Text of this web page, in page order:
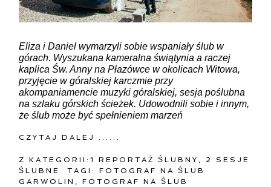
Eliza i Daniel wymarzyli sobie wspaniały ślub w
górach. Wyszukana kameralna świątynia a raczej
kaplica Św. Anny na Płazówce w okolicach Witowa,
przyjęcie w góralskiej karczmie przy
akompaniamencie muzyki góralskiej, sesja poślubna
na szlaku górskich ścieżek. Udowodnili sobie i innym,
że ślub może być spełnieniem marzeń
CZYTAJ DALEJ ......
Z KATEGORII:1 REPORTAŻ ŚLUBNY , 2 SESJE
ŚLUBNE
TAGI:FOTOGRAF NA ŚLUB
GARWOLIN ,FOTOGRAF NA ŚLUB